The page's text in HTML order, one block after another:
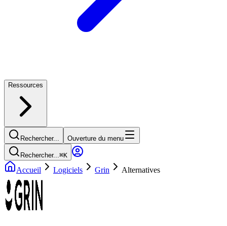
Ressources
Rechercher... Ouverture du menu
Rechercher...⌘K
Accueil Logiciels Grin Alternatives